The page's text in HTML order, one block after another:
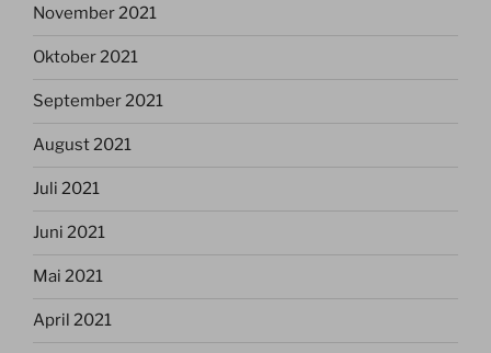
November 2021
Oktober 2021
September 2021
August 2021
Juli 2021
Juni 2021
Mai 2021
April 2021